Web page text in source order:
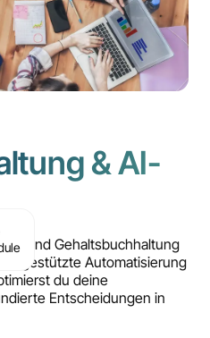
& AI-
und Gehaltsbuchhaltung
gestützte Automatisierung
du deine
Entscheidungen in